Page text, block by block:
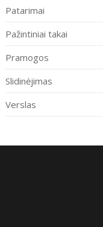
Patarimai
Pažintiniai takai
Pramogos
Slidinėjimas
Verslas